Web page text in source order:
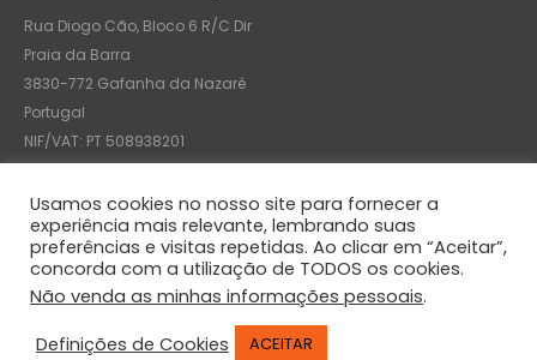
Rua Diogo Cão, Bloco 6 R/C Dir
Praia da Barra
3830-772 Gafanha da Nazaré
Portugal
NIF/VAT: PT 508938201
C.R.C.: 7004-8522-6075
© Pedro Barrento Unipessoal, Lda. 2020. All Rights Reserved
Usamos cookies no nosso site para fornecer a
experiência mais relevante, lembrando suas
preferências e visitas repetidas. Ao clicar em “Aceitar”,
concorda com a utilização de TODOS os cookies.
Não venda as minhas informações pessoais.
Definições de Cookies
ACEITAR